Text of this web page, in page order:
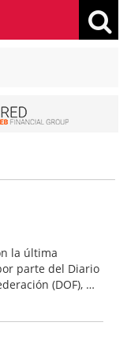
la última
parte del Diario
(DOF), …